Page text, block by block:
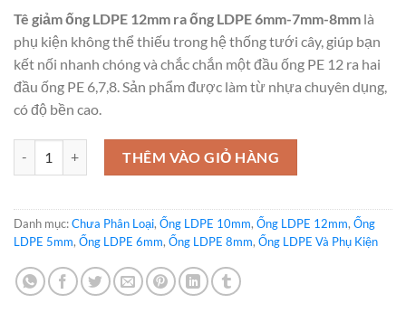
Tê giảm ống LDPE 12mm ra ống LDPE 6mm-7mm-8mm là
phụ kiện không thể thiếu trong hệ thống tưới cây, giúp bạn
kết nối nhanh chóng và chắc chắn một đầu ống PE 12 ra hai
đầu ống PE 6,7,8. Sản phẩm được làm từ nhựa chuyên dụng,
có độ bền cao.
Tê giảm ống LDPE 12mm ra ống LDPE 6mm-7mm-8mm số lượng
THÊM VÀO GIỎ HÀNG
Danh mục:Chưa Phân Loại, Ống LDPE 10mm, Ống LDPE 12mm, Ống
LDPE 5mm, Ống LDPE 6mm, Ống LDPE 8mm, Ống LDPE Và Phụ Kiện